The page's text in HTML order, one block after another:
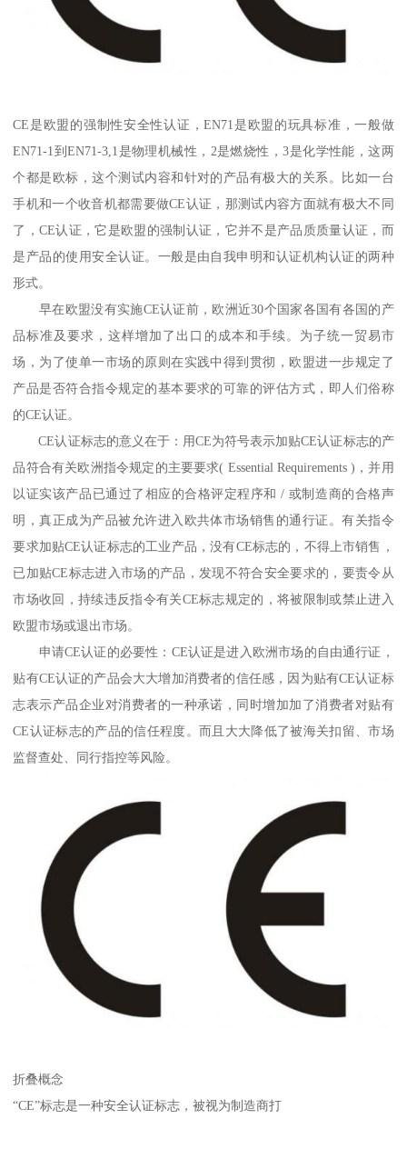
CE是欧盟的强制性安全性认证，EN71是欧盟的玩具标准，一般做
EN71-1到EN71-3,1是物理机械性，2是燃烧性，3是化学性能，这两
个都是欧标，这个测试内容和针对的产品有极大的关系。比如一台
手机和一个收音机都需要做CE认证，那测试内容方面就有极大不同
了，CE认证，它是欧盟的强制认证，它并不是产品质质量认证，而
是产品的使用安全认证。一般是由自我申明和认证机构认证的两种
形式。
早在欧盟没有实施CE认证前，欧洲近30个国家各国有各国的产
品标准及要求，这样增加了出口的成本和手续。为子统一贸易市
场，为了使单一市场的原则在实践中得到贯彻，欧盟进一步规定了
产品是否符合指令规定的基本要求的可靠的评估方式，即人们俗称
的CE认证。
CE认证标志的意义在于：用CE为符号表示加贴CE认证标志的产
品符合有关欧洲指令规定的主要要求( Essential Requirements )，并用
以证实该产品已通过了相应的合格评定程序和 / 或制造商的合格声
明，真正成为产品被允许进入欧共体市场销售的通行证。有关指令
要求加贴CE认证标志的工业产品，没有CE标志的，不得上市销售，
已加贴CE标志进入市场的产品，发现不符合安全要求的，要责令从
市场收回，持续违反指令有关CE标志规定的，将被限制或禁止进入
欧盟市场或退出市场。
申请CE认证的必要性：CE认证是进入欧洲市场的自由通行证，
贴有CE认证的产品会大大增加消费者的信任感，因为贴有CE认证标
志表示产品企业对消费者的一种承诺，同时增加加了消费者对贴有
CE认证标志的产品的信任程度。而且大大降低了被海关扣留、市场
监督查处、同行指控等风险。
折叠概念
“CE”标志是一种安全认证标志，被视为制造商打